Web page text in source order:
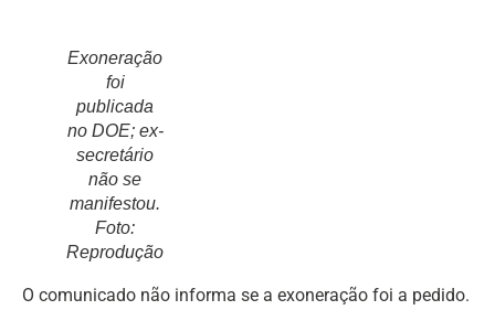
Exoneração
foi
publicada
no DOE; ex-
secretário
não se
manifestou.
Foto:
Reprodução
O comunicado não informa se a exoneração foi a pedido.